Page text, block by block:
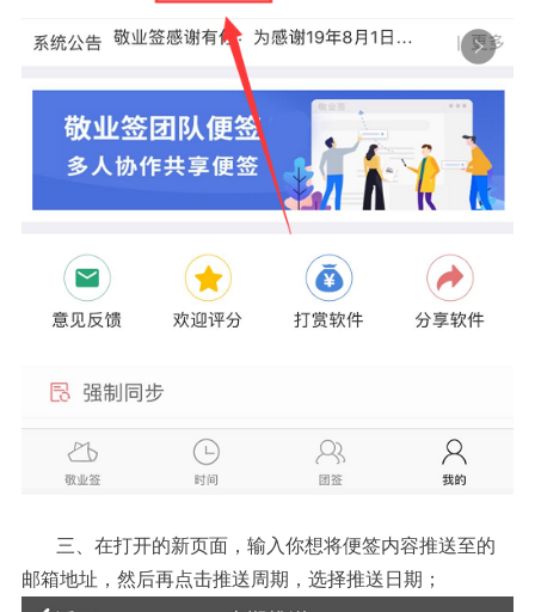
三、在打开的新页面，输入你想将便签内容推送至的
邮箱地址，然后再点击推送周期，选择推送日期；